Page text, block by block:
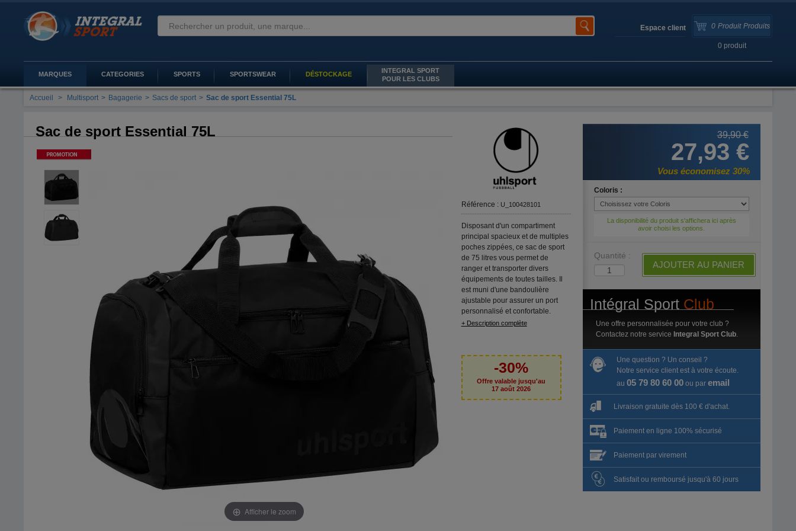
0 Produit Produits
0 produit
Espace client
MARQUES CATEGORIES SPORTS SPORTSWEAR DÉSTOCKAGE
INTEGRAL SPORT
POUR LES CLUBS
Accueil > Multisport > Bagagerie > Sacs de sport > Sac de sport Essential 75L
Sac de sport Essential 75L
Afficher le zoom
Référence : U_100428101
Disposant d'un compartiment
principal spacieux et de multiples
poches zippées, ce sac de sport
de 75 litres vous permet de
ranger et transporter divers
équipements de toutes tailles. Il
est muni d'une bandoulière
ajustable pour assurer un port
personnalisé et confortable.
+ Description complète
-30%
Offre valable jusqu'au
17 août 2026
39,90 €
27,93 €
Vous économisez 30%
Coloris :
La disponibilité du produit s'affichera ici après
avoir choisi les options.
Quantité :
AJOUTER AU PANIER
Intégral Sport Club
Une offre personnalisée pour votre club ?
Contactez notre service Integral Sport Club.
Une question ? Un conseil ?
Notre service client est à votre écoute.
au 05 79 80 60 00ou par email
Livraison gratuite dès 100 € d'achat.
Paiement en ligne 100% sécurisé
Paiement par virement
Satisfait ou remboursé jusqu'à 60 jours